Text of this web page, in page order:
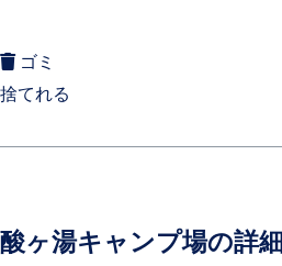
ゴミ
捨てれる
酸ヶ湯キャンプ場の詳細